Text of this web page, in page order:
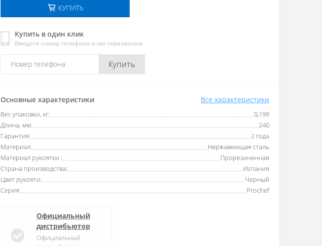
КУПИТЬ
Купить в один клик
Введите номер телефона и мы перезвоним
Купить
Основные характеристики Все характеристики
Вес упаковки, кг:
0,199
Длина, мм:
240
Гарантия:
2 года
Материал:
Нержавеющая сталь
Материал рукоятки :
Прорезиненная
Страна производства:
Испания
Цвет рукояти:
Черный
Серия:
Prochef
Официальный
дистрибьютор
Официальный